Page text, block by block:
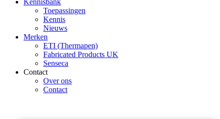
Kennisbank
Toepassingen
Kennis
Nieuws
Merken
ETI (Thermapen)
Fabricated Products UK
Senseca
Contact
Over ons
Contact